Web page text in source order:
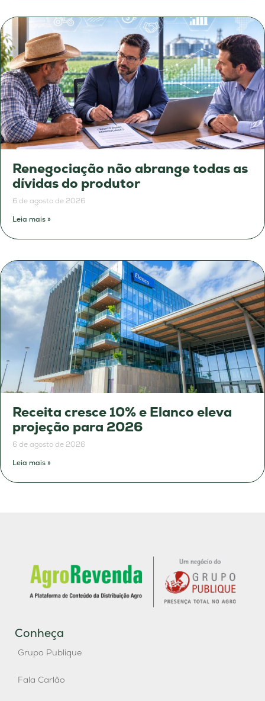
Renegociação não abrange todas as
dívidas do produtor
6 de agosto de 2026
Leia mais »
Receita cresce 10% e Elanco eleva
projeção para 2026
6 de agosto de 2026
Leia mais »
Conheça
Grupo Publique
Fala Carlão